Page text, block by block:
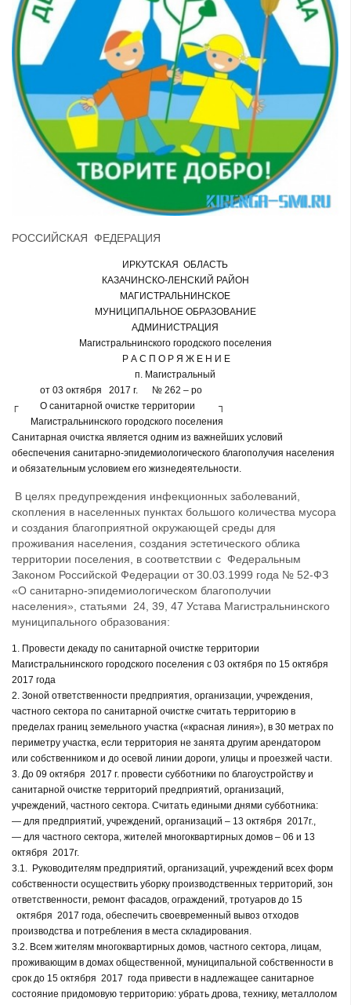
РОССИЙСКАЯ ФЕДЕРАЦИЯ
ИРКУТСКАЯ ОБЛАСТЬ
КАЗАЧИНСКО-ЛЕНСКИЙ РАЙОН
МАГИСТРАЛЬНИНСКОЕ
МУНИЦИПАЛЬНОЕ ОБРАЗОВАНИЕ
АДМИНИСТРАЦИЯ
Магистральнинского городского поселения
Р А С П О Р Я Ж Е Н И Е
п. Магистральный
от 03 октября 2017 г. № 262 – ро
┌ О санитарной очистке территории ┐
Магистральнинского городского поселения
Санитарная очистка является одним из важнейших условий
обеспечения санитарно-эпидемиологического благополучия населения
и обязательным условием его жизнедеятельности.
В целях предупреждения инфекционных заболеваний,
скопления в населенных пунктах большого количества мусора
и создания благоприятной окружающей среды для
проживания населения, создания эстетического облика
территории поселения, в соответствии с Федеральным
Законом Российской Федерации от 30.03.1999 года № 52-ФЗ
«О санитарно-эпидемиологическом благополучии
населения», статьями 24, 39, 47 Устава Магистральнинского
муниципального образования:
1. Провести декаду по санитарной очистке территории
Магистральнинского городского поселения с 03 октября по 15 октября
2017 года
2. Зоной ответственности предприятия, организации, учреждения,
частного сектора по санитарной очистке считать территорию в
пределах границ земельного участка («красная линия»), в 30 метрах по
периметру участка, если территория не занята другим арендатором
или собственником и до осевой линии дороги, улицы и проезжей части.
3. До 09 октября 2017 г. провести субботники по благоустройству и
санитарной очистке территорий предприятий, организаций,
учреждений, частного сектора. Считать едиными днями субботника:
— для предприятий, учреждений, организаций – 13 октября 2017г.,
— для частного сектора, жителей многоквартирных домов – 06 и 13
октября 2017г.
3.1. Руководителям предприятий, организаций, учреждений всех форм
собственности осуществить уборку производственных территорий, зон
ответственности, ремонт фасадов, ограждений, тротуаров до 15
октября 2017 года, обеспечить своевременный вывоз отходов
производства и потребления в места складирования.
3.2. Всем жителям многоквартирных домов, частного сектора, лицам,
проживающим в домах общественной, муниципальной собственности в
срок до 15 октября 2017 года привести в надлежащее санитарное
состояние придомовую территорию: убрать дрова, технику, металлолом